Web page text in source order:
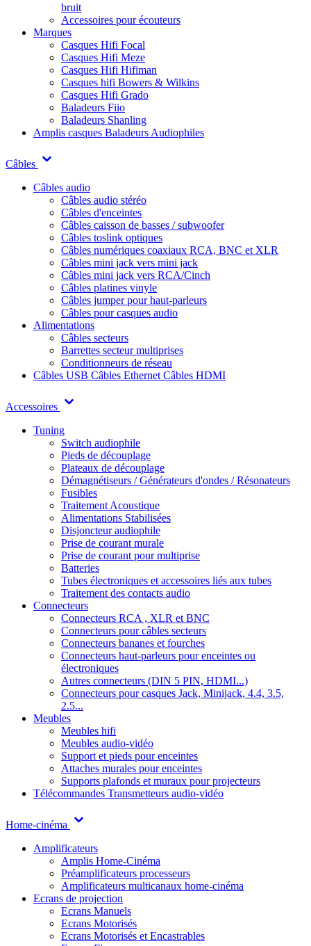
bruit
Accessoires pour écouteurs
Marques
Casques Hifi Focal
Casques Hifi Meze
Casques Hifi Hifiman
Casques hifi Bowers & Wilkins
Casques Hifi Grado
Baladeurs Fiio
Baladeurs Shanling
Amplis casques Baladeurs Audiophiles
Câbles
Câbles audio
Câbles audio stéréo
Câbles d'enceintes
Câbles caisson de basses / subwoofer
Câbles toslink optiques
Câbles numériques coaxiaux RCA, BNC et XLR
Câbles mini jack vers mini jack
Câbles mini jack vers RCA/Cinch
Câbles platines vinyle
Câbles jumper pour haut-parleurs
Câbles pour casques audio
Alimentations
Câbles secteurs
Barrettes secteur multiprises
Conditionneurs de réseau
Câbles USB Câbles Ethernet Câbles HDMI
Accessoires
Tuning
Switch audiophile
Pieds de découplage
Plateaux de découplage
Démagnétiseurs / Générateurs d'ondes / Résonateurs
Fusibles
Traitement Acoustique
Alimentations Stabilisées
Disjoncteur audiophile
Prise de courant murale
Prise de courant pour multiprise
Batteries
Tubes électroniques et accessoires liés aux tubes
Traitement des contacts audio
Connecteurs
Connecteurs RCA , XLR et BNC
Connecteurs pour câbles secteurs
Connecteurs bananes et fourches
Connecteurs haut-parleurs pour enceintes ou
électroniques
Autres connecteurs (DIN 5 PIN, HDMI...)
Connecteurs pour casques Jack, Minijack, 4.4, 3.5,
2.5...
Meubles
Meubles hifi
Meubles audio-vidéo
Support et pieds pour enceintes
Attaches murales pour enceintes
Supports plafonds et muraux pour projecteurs
Télécommandes Transmetteurs audio-vidéo
Home-cinéma
Amplificateurs
Amplis Home-Cinéma
Préamplificateurs processeurs
Amplificateurs multicanaux home-cinéma
Ecrans de projection
Ecrans Manuels
Ecrans Motorisés
Ecrans Motorisés et Encastrables